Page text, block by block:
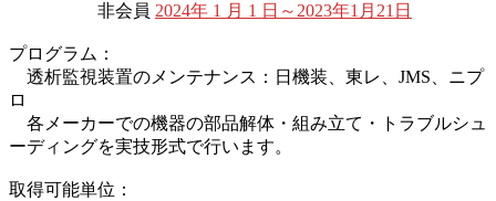
非会員 2024年 1 月 1 日～2023年1月21日
プログラム：
透析監視装置のメンテナンス：日機装、東レ、JMS、ニプ
ロ
各メーカーでの機器の部品解体・組み立て・トラブルシュ
ーディングを実技形式で行います。
取得可能単位：